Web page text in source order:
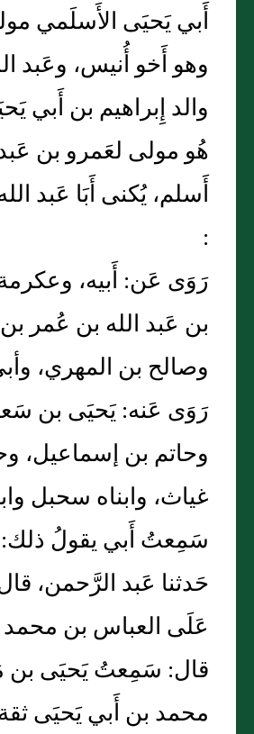
أَبي يَحيَى الأَسلَمي
وهو أَخو أُنيس، وعَبد
والد إِبراهيم بن أَبي
هُو مولى لعَمرو بن
أَسلم، يُكنى أَبَا عَبد
:
رَوَى عَن: أَبيه،
بن عَبد الله بن عُمر
وصالح بن المهري،
رَوَى عَنه: يَحيَى بن
وحاتم بن إسماعيل،
غياث، وابناه سحبل
سَمِعتُ أَبي يقولُ ذلك:
حَدثنا عَبد الرَّحمن،
عَلَى العباس بن محمد
قال: سَمِعتُ يَحيَى بن
محمد بن أَبي يَحيَى